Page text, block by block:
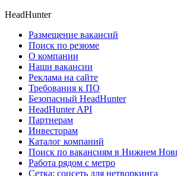
HeadHunter
Размещение вакансий
Поиск по резюме
О компании
Наши вакансии
Реклама на сайте
Требования к ПО
Безопасный HeadHunter
HeadHunter API
Партнерам
Инвесторам
Каталог компаний
Поиск по вакансиям в Нижнем
Работа рядом с метро
Сетка: соцсеть для нетворкинга